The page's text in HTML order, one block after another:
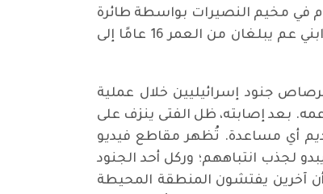
من العمر 15 عامًا يحمل راية بيضاء وشقيقه في خان يونس"؛ "إصابة رضيع يبلغ من العمر 10 أيام في مخيم النصيرات بواسطة طائرة
مسيرة"؛ "إصابة طفلة تبلغ من العمر أربع سنوات في مخيم خان يونس للنازحين"؛ "في إحدى الحالات، تم نقل ابني عم يبلغان من العمر 16 عامًا إلى
23 الى:" في 16 تشرين الثاني 2025، قُتل فتى فلسطيني يبلغ من العمر 14 عامًا برصاص جنود إسرائيليين خلال عملية
بعد إصابته، ظل الفتى ينزف على
تقديم أي مساعدة. تُظهر مقاطع فيديو
لجذب انتباههم؛ وركل أحد الجنود
آخرين يفتشون المنطقة المحيطة